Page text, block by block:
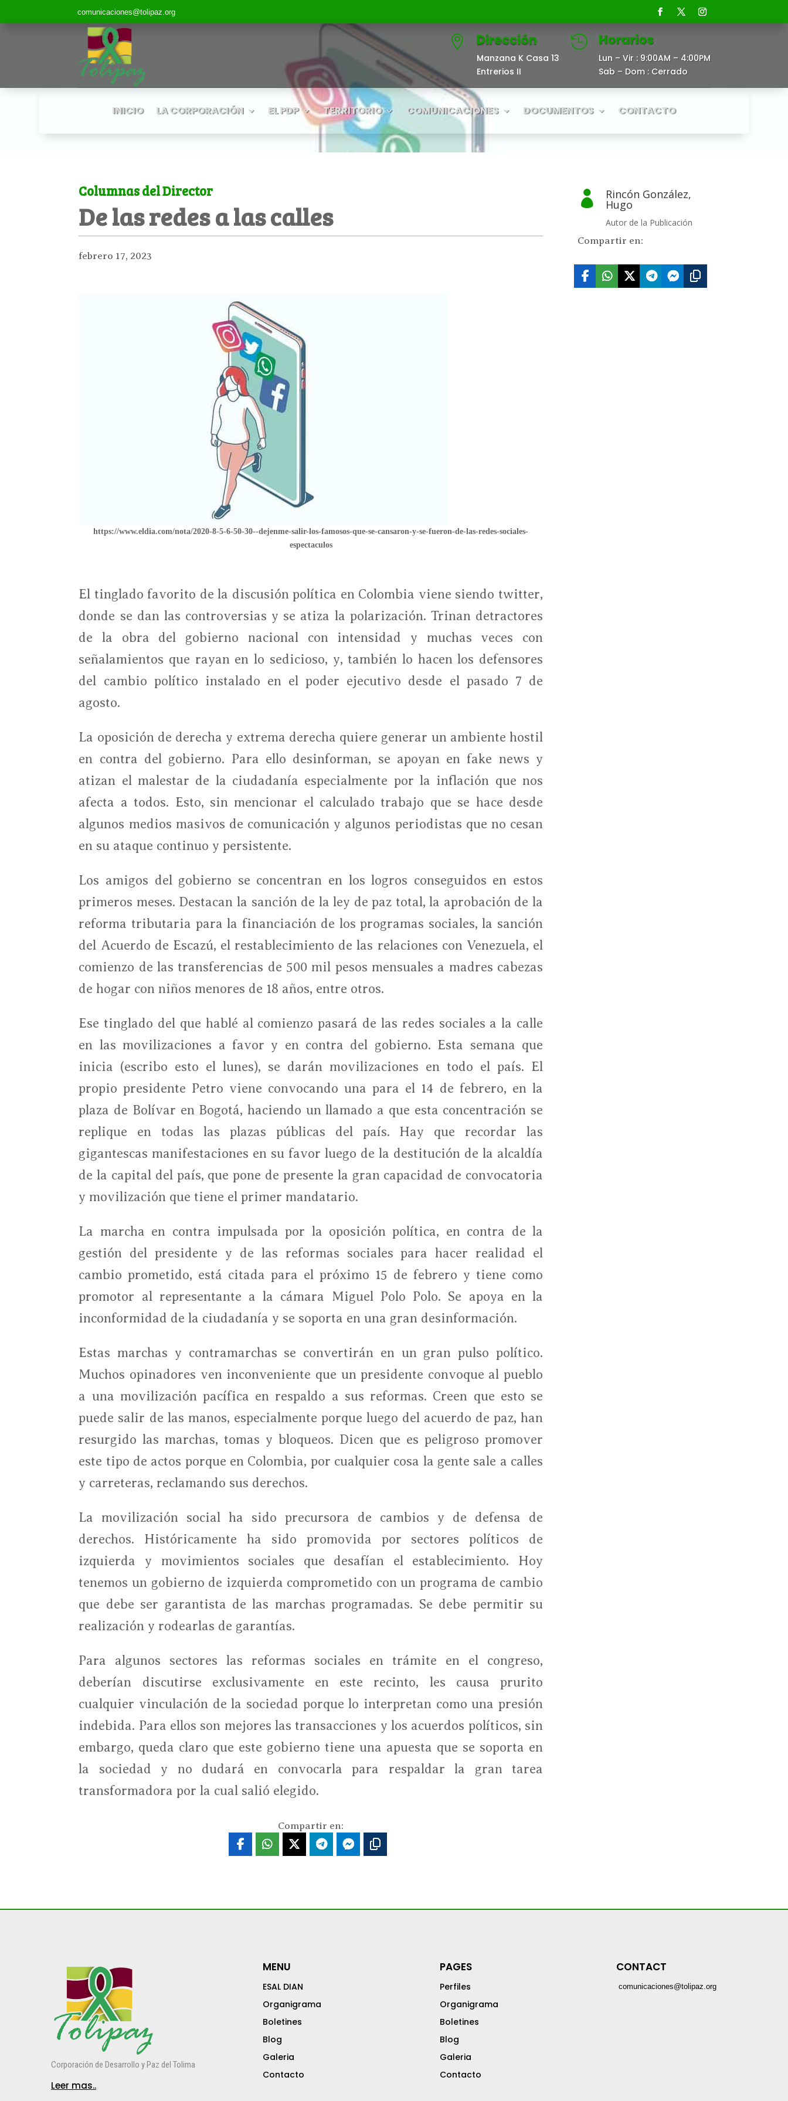
comunicaciones@tolipaz.org
 Dirección
Manzana K Casa 13
Entrerios II
 Horarios
Lun – Vir : 9:00AM – 4:00PM
Sab – Dom : Cerrado
INICIO LA CORPORACIÓN EL PDP TERRITORIO COMUNICACIONES DOCUMENTOS CONTACTO
Columnas del Director
De las redes a las calles
febrero 17, 2023
 Rincón González,
Hugo
Autor de la Publicación
Compartir en:
https://www.eldia.com/nota/2020-8-5-6-50-30--dejenme-salir-los-famosos-que-se-cansaron-y-se-fueron-de-las-redes-sociales-
espectaculos
El tinglado favorito de la discusión política en Colombia viene siendo twitter,
donde se dan las controversias y se atiza la polarización. Trinan detractores
de la obra del gobierno nacional con intensidad y muchas veces con
señalamientos que rayan en lo sedicioso, y, también lo hacen los defensores
del cambio político instalado en el poder ejecutivo desde el pasado 7 de
agosto.
La oposición de derecha y extrema derecha quiere generar un ambiente hostil
en contra del gobierno. Para ello desinforman, se apoyan en fake news y
atizan el malestar de la ciudadanía especialmente por la inflación que nos
afecta a todos. Esto, sin mencionar el calculado trabajo que se hace desde
algunos medios masivos de comunicación y algunos periodistas que no cesan
en su ataque continuo y persistente.
Los amigos del gobierno se concentran en los logros conseguidos en estos
primeros meses. Destacan la sanción de la ley de paz total, la aprobación de la
reforma tributaria para la financiación de los programas sociales, la sanción
del Acuerdo de Escazú, el restablecimiento de las relaciones con Venezuela, el
comienzo de las transferencias de 500 mil pesos mensuales a madres cabezas
de hogar con niños menores de 18 años, entre otros.
Ese tinglado del que hablé al comienzo pasará de las redes sociales a la calle
en las movilizaciones a favor y en contra del gobierno. Esta semana que
inicia (escribo esto el lunes), se darán movilizaciones en todo el país. El
propio presidente Petro viene convocando una para el 14 de febrero, en la
plaza de Bolívar en Bogotá, haciendo un llamado a que esta concentración se
replique en todas las plazas públicas del país. Hay que recordar las
gigantescas manifestaciones en su favor luego de la destitución de la alcaldía
de la capital del país, que pone de presente la gran capacidad de convocatoria
y movilización que tiene el primer mandatario.
La marcha en contra impulsada por la oposición política, en contra de la
gestión del presidente y de las reformas sociales para hacer realidad el
cambio prometido, está citada para el próximo 15 de febrero y tiene como
promotor al representante a la cámara Miguel Polo Polo. Se apoya en la
inconformidad de la ciudadanía y se soporta en una gran desinformación.
Estas marchas y contramarchas se convertirán en un gran pulso político.
Muchos opinadores ven inconveniente que un presidente convoque al pueblo
a una movilización pacífica en respaldo a sus reformas. Creen que esto se
puede salir de las manos, especialmente porque luego del acuerdo de paz, han
resurgido las marchas, tomas y bloqueos. Dicen que es peligroso promover
este tipo de actos porque en Colombia, por cualquier cosa la gente sale a calles
y carreteras, reclamando sus derechos.
La movilización social ha sido precursora de cambios y de defensa de
derechos. Históricamente ha sido promovida por sectores políticos de
izquierda y movimientos sociales que desafían el establecimiento. Hoy
tenemos un gobierno de izquierda comprometido con un programa de cambio
que debe ser garantista de las marchas programadas. Se debe permitir su
realización y rodearlas de garantías.
Para algunos sectores las reformas sociales en trámite en el congreso,
deberían discutirse exclusivamente en este recinto, les causa prurito
cualquier vinculación de la sociedad porque lo interpretan como una presión
indebida. Para ellos son mejores las transacciones y los acuerdos políticos, sin
embargo, queda claro que este gobierno tiene una apuesta que se soporta en
la sociedad y no dudará en convocarla para respaldar la gran tarea
transformadora por la cual salió elegido.
Compartir en:
Corporación de Desarrollo y Paz del Tolima
Leer mas..
MENU
ESAL DIAN
Organigrama
Boletines
Blog
Galeria
Contacto
PAGES
Perfiles
Organigrama
Boletines
Blog
Galeria
Contacto
CONTACT
comunicaciones@tolipaz.org